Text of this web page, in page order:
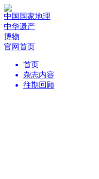
中国国家地理
中华遗产
博物
官网首页
首页
杂志内容
往期回顾